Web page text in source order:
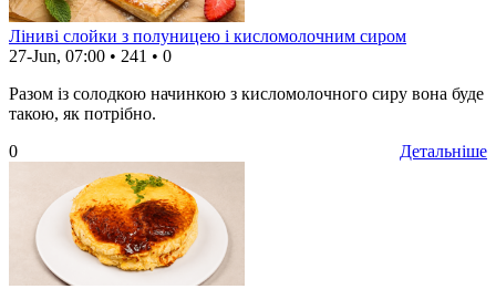
Ліниві слойки з полуницею і кисломолочним сиром
27-Jun, 07:00 • 241 • 0
Разом із солодкою начинкою з кисломолочного сиру вона буде
такою, як потрібно.
Детальніше
0